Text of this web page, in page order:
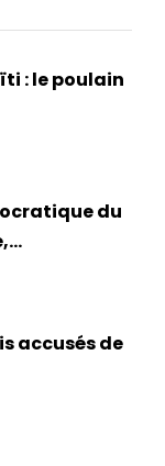
: le poulain
du
accusés de